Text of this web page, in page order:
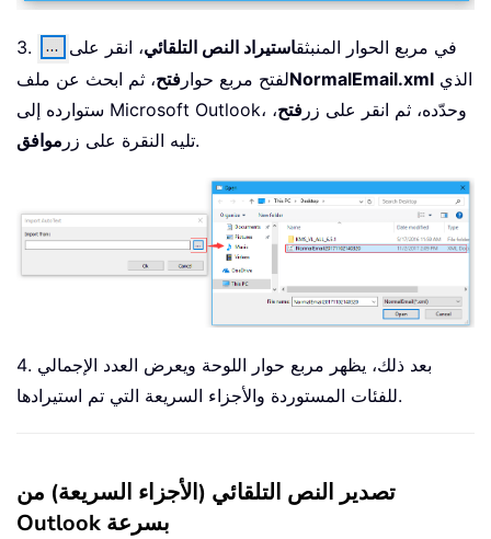
3. في مربع الحوار المنبثقاستيراد النص التلقائي، انقر على
لفتح مربع حوار فتح، ثم ابحث عن ملف NormalEmail.xml
ستوارده إلى Microsoft Outlook، وحدّده، ثم انقر على زر فتح،
تليه النقرة على زر موافق .
4. بعد ذلك، يظهر مربع حوار اللوحة ويعرض العدد الإجمالي
للفئات المستوردة والأجزاء السريعة التي تم استيرادها.
تصدير النص التلقائي (الأجزاء السريعة) من
Outlook بسرعة